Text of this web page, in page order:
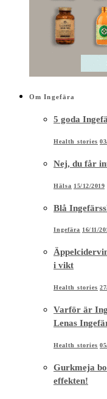
Om Ingefära
5 goda
Health stories
Nej, du får
Hälsa 15/12/2019
Blå
Ingefära 16/11/
i vikt
Health stories
Varför är
Lenas
Health stories
Gurkmeja
effekten!